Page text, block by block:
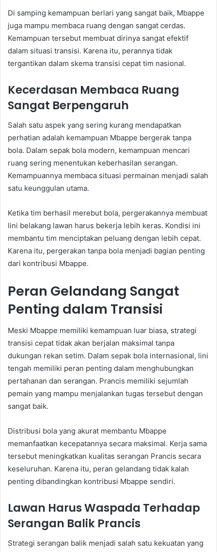
Di samping kemampuan berlari yang sangat baik, Mbappe
juga mampu membaca ruang dengan sangat cerdas.
Kemampuan tersebut membuat dirinya sangat efektif
dalam situasi transisi. Karena itu, perannya tidak
tergantikan dalam skema transisi cepat tim nasional.
Kecerdasan Membaca Ruang
Sangat Berpengaruh
Salah satu aspek yang sering kurang mendapatkan
perhatian adalah kemampuan Mbappe bergerak tanpa
bola. Dalam sepak bola modern, kemampuan mencari
ruang sering menentukan keberhasilan serangan.
Kemampuannya membaca situasi permainan menjadi salah
satu keunggulan utama.
Ketika tim berhasil merebut bola, pergerakannya membuat
lini belakang lawan harus bekerja lebih keras. Kondisi ini
membantu tim menciptakan peluang dengan lebih cepat.
Karena itu, pergerakan tanpa bola menjadi bagian penting
dari kontribusi Mbappe.
Peran Gelandang Sangat
Penting dalam Transisi
Meski Mbappe memiliki kemampuan luar biasa, strategi
transisi cepat tidak akan berjalan maksimal tanpa
dukungan rekan setim. Dalam sepak bola internasional, lini
tengah memiliki peran penting dalam menghubungkan
pertahanan dan serangan. Prancis memiliki sejumlah
pemain yang mampu menjalankan tugas tersebut dengan
sangat baik.
Distribusi bola yang akurat membantu Mbappe
memanfaatkan kecepatannya secara maksimal. Kerja sama
tersebut meningkatkan kualitas serangan Prancis secara
keseluruhan. Karena itu, peran gelandang tidak kalah
penting dibandingkan kontribusi Mbappe sendiri.
Lawan Harus Waspada Terhadap
Serangan Balik Prancis
Strategi serangan balik menjadi salah satu kekuatan yang